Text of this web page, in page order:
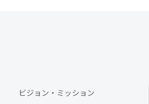
ビジョン・ミッション